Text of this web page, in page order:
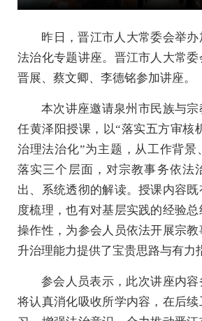
昨日，晋江市人大常委会举
法治化专题讲座。晋江市人大常
晋展、蔡文卿、李德铭参加讲座。
本次讲座邀请泉州市民族与
任黄泽阳授课，以“落实五方审核
治理法治化”为主题，从工作背景
落实三个层面，对宗教事务依法
出、系统透彻的解读。授课内容
度梳理，也有对基层实践的经验
操作性，为参会人员依法开展宗
升治理能力提供了宝贵思路与有力
参会人员表示，此次讲座内容
将认真消化吸收所学内容，在后